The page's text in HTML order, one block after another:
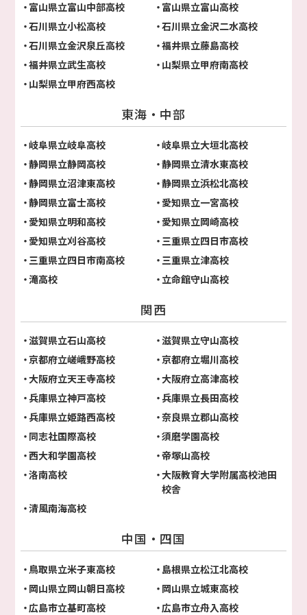
富山県立富山中部高校
富山県立富山高校
石川県立小松高校
石川県立金沢二水高校
石川県立金沢泉丘高校
福井県立藤島高校
福井県立武生高校
山梨県立甲府南高校
山梨県立甲府西高校
東海・中部
岐阜県立岐阜高校
岐阜県立大垣北高校
静岡県立静岡高校
静岡県立清水東高校
静岡県立沼津東高校
静岡県立浜松北高校
静岡県立富士高校
愛知県立一宮高校
愛知県立明和高校
愛知県立岡崎高校
愛知県立刈谷高校
三重県立四日市高校
三重県立四日市南高校
三重県立津高校
滝高校
立命館守山高校
関西
滋賀県立石山高校
滋賀県立守山高校
京都府立嵯峨野高校
京都府立堀川高校
大阪府立天王寺高校
大阪府立高津高校
兵庫県立神戸高校
兵庫県立長田高校
兵庫県立姫路西高校
奈良県立郡山高校
同志社国際高校
須磨学園高校
西大和学園高校
帝塚山高校
洛南高校
大阪教育大学附属高校池田
校舎
清風南海高校
中国・四国
鳥取県立米子東高校
島根県立松江北高校
岡山県立岡山朝日高校
岡山県立城東高校
広島市立基町高校
広島市立舟入高校